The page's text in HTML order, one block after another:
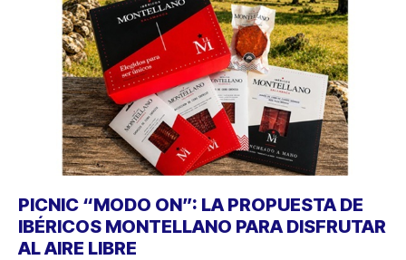
PICNIC “MODO ON”: LA PROPUESTA DE
IBÉRICOS MONTELLANO PARA DISFRUTAR
AL AIRE LIBRE